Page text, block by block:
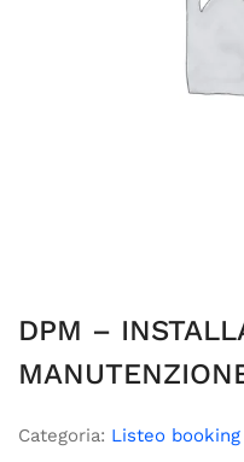
DPM –
Categoria: Listeo booking